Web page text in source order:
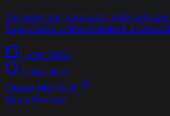
Cel mai sigur computer este cel
Explorează ultima frontieră a
1 mar. 2026
7 min citire
Citește Mai Mult
Seria Sentinel